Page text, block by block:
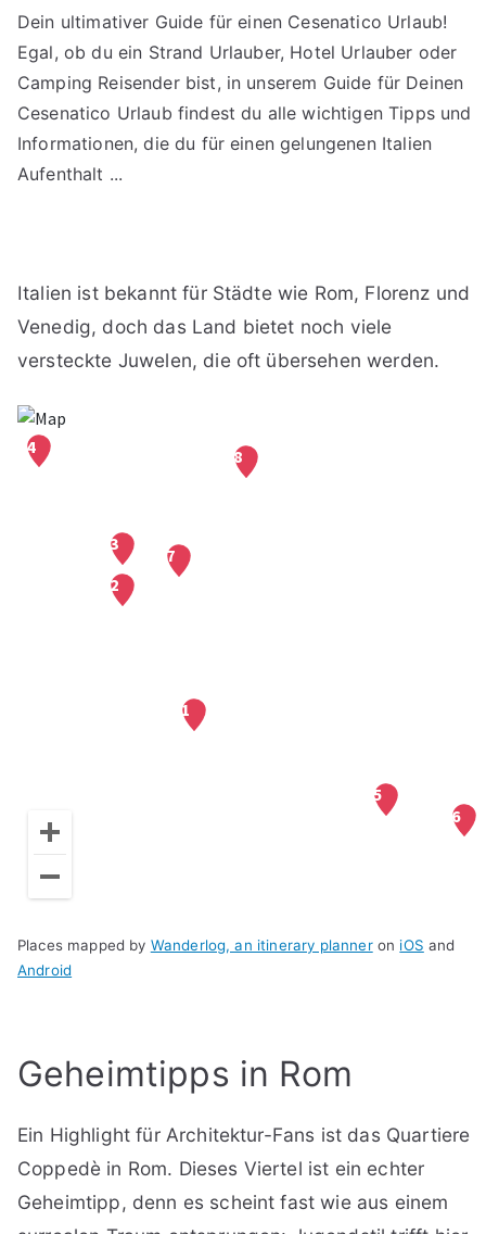
Dein ultimativer Guide für einen Cesenatico Urlaub!
Egal, ob du ein Strand Urlauber, Hotel Urlauber oder
Camping Reisender bist, in unserem Guide für Deinen
Cesenatico Urlaub findest du alle wichtigen Tipps und
Informationen, die du für einen gelungenen Italien
Aufenthalt ...
Italien ist bekannt für Städte wie Rom, Florenz und
Venedig, doch das Land bietet noch viele
versteckte Juwelen, die oft übersehen werden.
Places mapped by Wanderlog, an itinerary planneron iOS and
Android
Geheimtipps in Rom
Ein Highlight für Architektur-Fans ist das Quartiere
Coppedè in Rom. Dieses Viertel ist ein echter
Geheimtipp, denn es scheint fast wie aus einem